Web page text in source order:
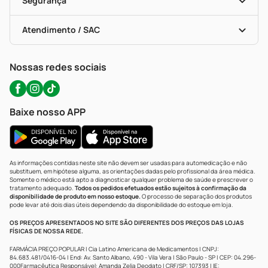
Troca E Devolução
Bulas De A A Z
Políticas De Marketplace
Testes Rápidos
Autoteste Covid-19
Certificado De Segurança
Portal Da Privacidade
Atendimento / SAC
WhatsApp (47) 9202-1687
Nossas redes sociais
Baixe nosso APP
As informações contidas neste site não devem ser usadas para automedicação e não
substituem, em hipótese alguma, as orientações dadas pelo profissional da área médica.
Somente o médico está apto a diagnosticar qualquer problema de saúde e prescrever o
tratamento adequado. Todos os pedidos efetuados estão sujeitos à confirmação da
disponibilidade de produto em nosso estoque.O processo de separação dos produtos
pode levar até dois dias úteis dependendo da disponibilidade do estoque em loja.
OS PREÇOS APRESENTADOS NO SITE SÃO DIFERENTES DOS PREÇOS DAS LOJAS
FÍSICAS DE NOSSA REDE.
FARMÁCIA PREÇO POPULAR | Cia Latino Americana de Medicamentos | CNPJ:
84.683.481/0416-04 | End: Av. Santo Albano, 490 - Vila Vera | São Paulo - SP | CEP: 04.296-
000Farmacêutica Responsável: Amanda Zelia Deodato | CRF/SP: 107393 | IE: